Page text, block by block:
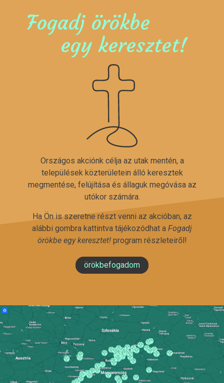
Fogadj örökbe
egy keresztet!
Országos akciónk célja az utak mentén, a
települések közterületein álló keresztek
megmentése, felújítása és állaguk megóvása az
utókor számára.
Ha Ön is szeretne részt venni az akcióban, az
alábbi gombra kattintva tájékozódhat a Fogadj
örökbe egy keresztet!program részleteiről!
örökbefogadom